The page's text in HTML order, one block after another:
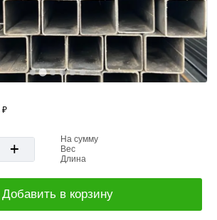
₽
+
На сумму
Вес
Длина
Добавить в корзину